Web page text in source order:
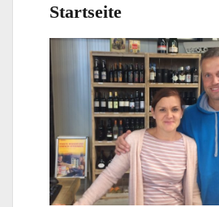
Startseite